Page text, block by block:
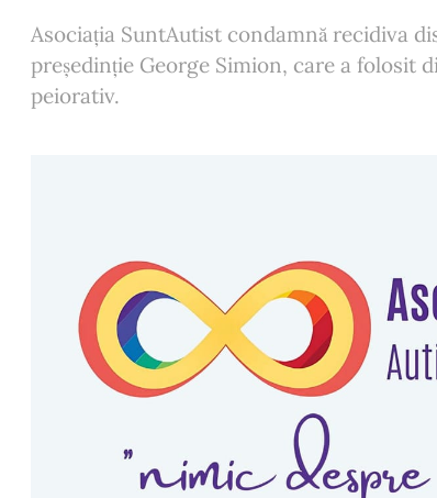
Asociația SuntAutist condamnă recidiva
președinție George Simion, care a folosit
peiorativ.